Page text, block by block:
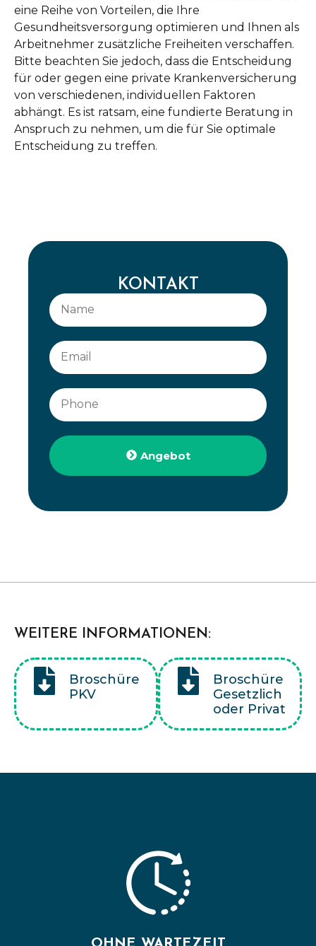
eine Reihe von Vorteilen, die Ihre
Gesundheitsversorgung optimieren und Ihnen als
Arbeitnehmer zusätzliche Freiheiten verschaffen.
Bitte beachten Sie jedoch, dass die Entscheidung
für oder gegen eine private Krankenversicherung
von verschiedenen, individuellen Faktoren
abhängt. Es ist ratsam, eine fundierte Beratung in
Anspruch zu nehmen, um die für Sie optimale
Entscheidung zu treffen.
KONTAKT
Angebot
WEITERE INFORMATIONEN:
Broschüre
PKV
Broschüre
Gesetzlich
oder Privat